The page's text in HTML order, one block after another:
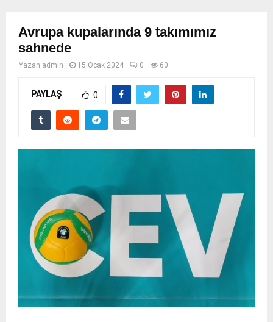
Avrupa kupalarında 9 takımımız
sahnede
Yazan admin 15 Ocak 2024 0 60
PAYLAŞ 0